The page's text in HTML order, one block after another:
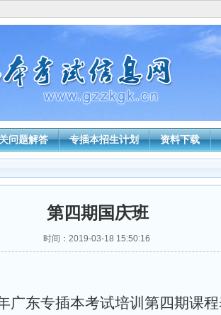
问题解答 专插本招生计划 资料下载
第四期国庆班
时间：2019-03-18 15:50:16
广东专插本考试培训第四期课